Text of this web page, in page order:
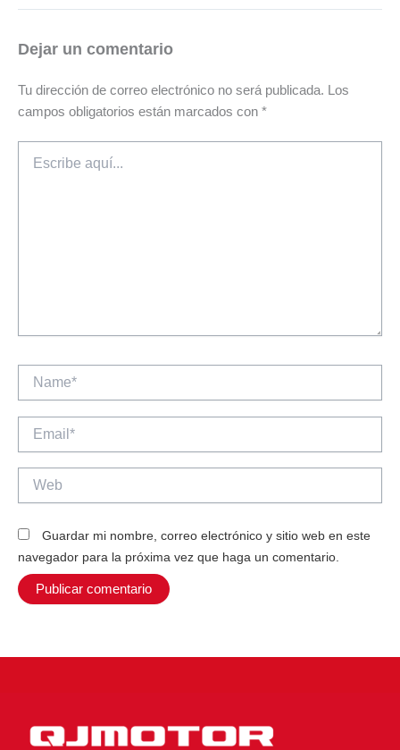
Dejar un comentario
Tu dirección de correo electrónico no será publicada. Los
campos obligatorios están marcados con *
aquí...
Name*
Guardar mi nombre, correo electrónico y sitio web en este
navegador para la próxima vez que haga un comentario.